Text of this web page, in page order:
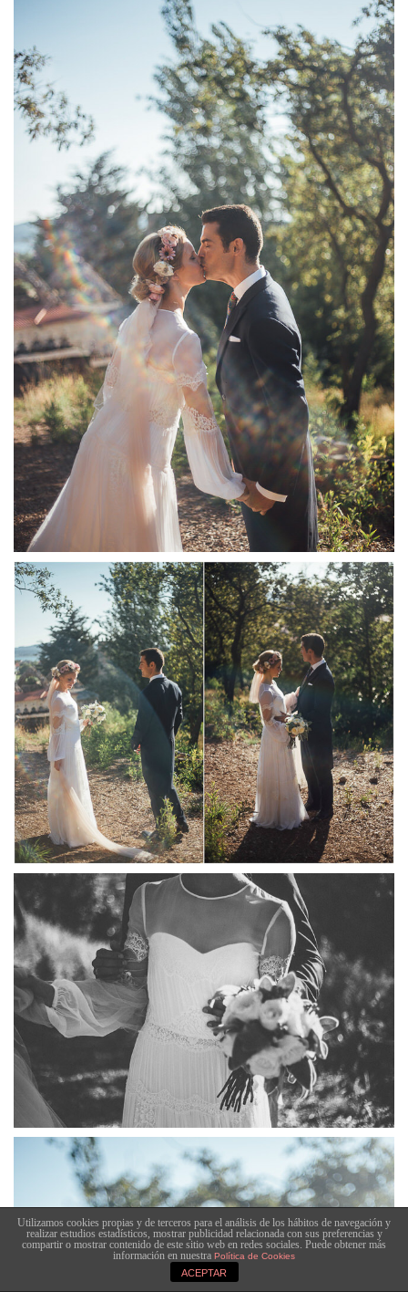
Utilizamos cookies propias y de terceros para el análisis de los hábitos de navegación y
realizar estudios estadísticos, mostrar publicidad relacionada con sus preferencias y
compartir o mostrar contenido de este sitio web en redes sociales. Puede obtener más
información en nuestra Política de Cookies
ACEPTAR